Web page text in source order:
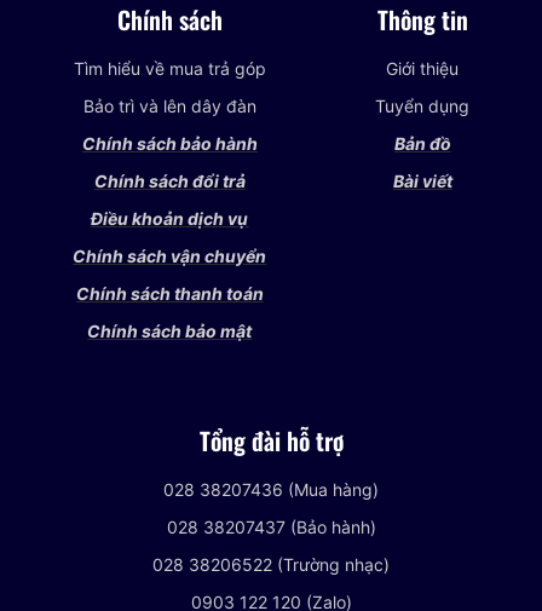
Chính sách
Tìm hiểu về mua trả góp
Bảo trì và lên dây đàn
Chính sách bảo hành
Chính sách đổi trả
Điều khoản dịch vụ
Chính sách vận chuyển
Chính sách thanh toán
Chính sách bảo mật
Thông tin
Giới thiệu
Tuyển dụng
Bản đồ
Bài viết
Tổng đài hỗ trợ
028 38207436 (Mua hàng)
028 38207437 (Bảo hành)
028 38206522 (Trường nhạc)
0903 122 120 (Zalo)